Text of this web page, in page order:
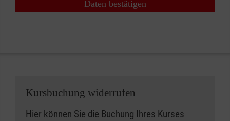
Daten bestätigen
Kursbuchung widerrufen
Hier können Sie die Buchung Ihres Kurses